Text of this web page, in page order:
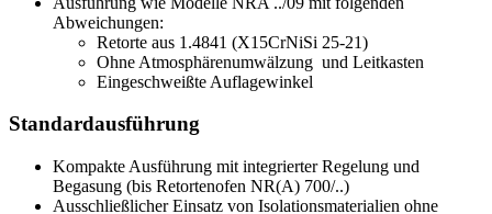
Abweichungen:
Retorte aus 1.4841 (X15CrNiSi 25-21)
Ohne Atmosphärenumwälzung und Leitkasten
Eingeschweißte Auflagewinkel
Standardausführung
Kompakte Ausführung mit integrierter Regelung und
Begasung (bis Retortenofen NR(A) 700/..)
Ausschließlicher Einsatz von Isolationsmaterialien ohne